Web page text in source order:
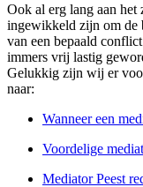
Ook al erg lang aan het
ingewikkeld zijn om de
van een bepaald
immers vrij lastig
Gelukkig zijn wij er
naar:
Wanneer een
Voordelige
Mediator Peest